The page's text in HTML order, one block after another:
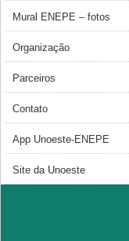
Mural ENEPE – fotos
Organização
Parceiros
Contato
App Unoeste-ENEPE
Site da Unoeste